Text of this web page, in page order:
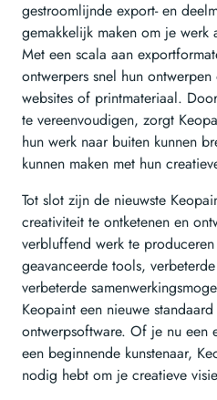
gestroomlijnde export- en
gemakkelijk maken om je
Met een scala aan
ontwerpers snel hun
websites of printmateriaal.
te vereenvoudigen, zorgt
hun werk naar buiten kunnen
kunnen maken met hun
Tot slot zijn de nieuwste
creativiteit te ontketenen en
verbluffend werk te
geavanceerde tools,
verbeterde
Keopaint een nieuwe
ontwerpsoftware. Of je nu een
een beginnende kunstenaar,
nodig hebt om je creatieve